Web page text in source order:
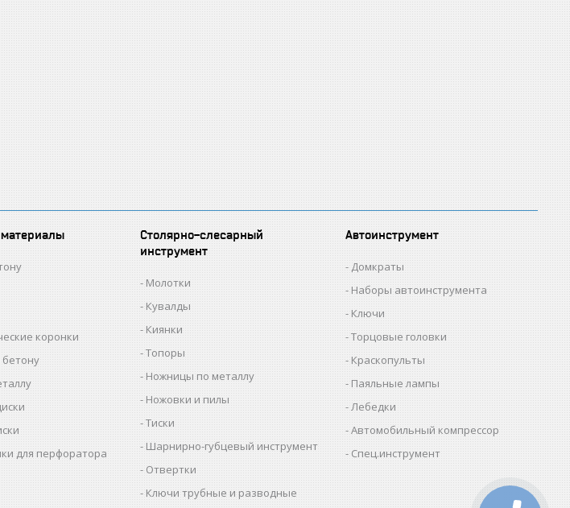
коронки
для перфоратора
Столярно-слесарный
инструмент
Молотки
Кувалды
Киянки
Топоры
Ножницы по металлу
Ножовки и пилы
Тиски
Шарнирно-губцевый инструмент
Отвертки
Ключи трубные и разводные
Автоинструмент
Домкраты
Наборы автоинструмента
Ключи
Торцовые головки
Краскопульты
Паяльные лампы
Лебедки
Автомобильный компрессор
Спец.инструмент